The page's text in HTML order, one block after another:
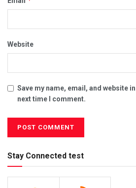
Website
Save my name, email, and website
next time I comment.
Stay Connected test